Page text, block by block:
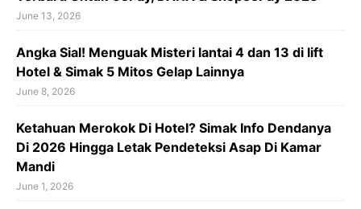
June 13, 2026
Angka Sial! Menguak Misteri lantai 4 dan 13 di lift
Hotel & Simak 5 Mitos Gelap Lainnya
June 8, 2026
Ketahuan Merokok Di Hotel? Simak Info Dendanya
Di 2026 Hingga Letak Pendeteksi Asap Di Kamar
Mandi
June 1, 2026